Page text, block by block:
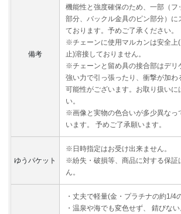
備考
機能性と強度確保のため、一部（フ
部分、バックル金具のピン部分）に
ております。予めご了承ください。
※チェーンに使用マルカンは安全上
止)溶接しておりません。
※チェーンと留め具の接合部はデリ
強い力で引っ張ったり、衝撃が加わ
可能性がございます。お取り扱いに
い。
※画像と実物の色合いが多少異なっ
います。 予めご了承願います。
ゆうパケット
※日時指定はお受け出来ません。
※紛失・破損等、商品に対する保証
ん。
・丈夫で軽量(金・プラチナの約1/4
・温泉や海でも変色せず、 錆びない